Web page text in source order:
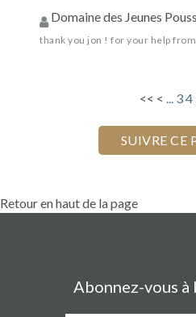
Domaine des Jeunes
thank you jon ! for your help
<< < ... 34
Retour en haut de la page
Abonnez-vous